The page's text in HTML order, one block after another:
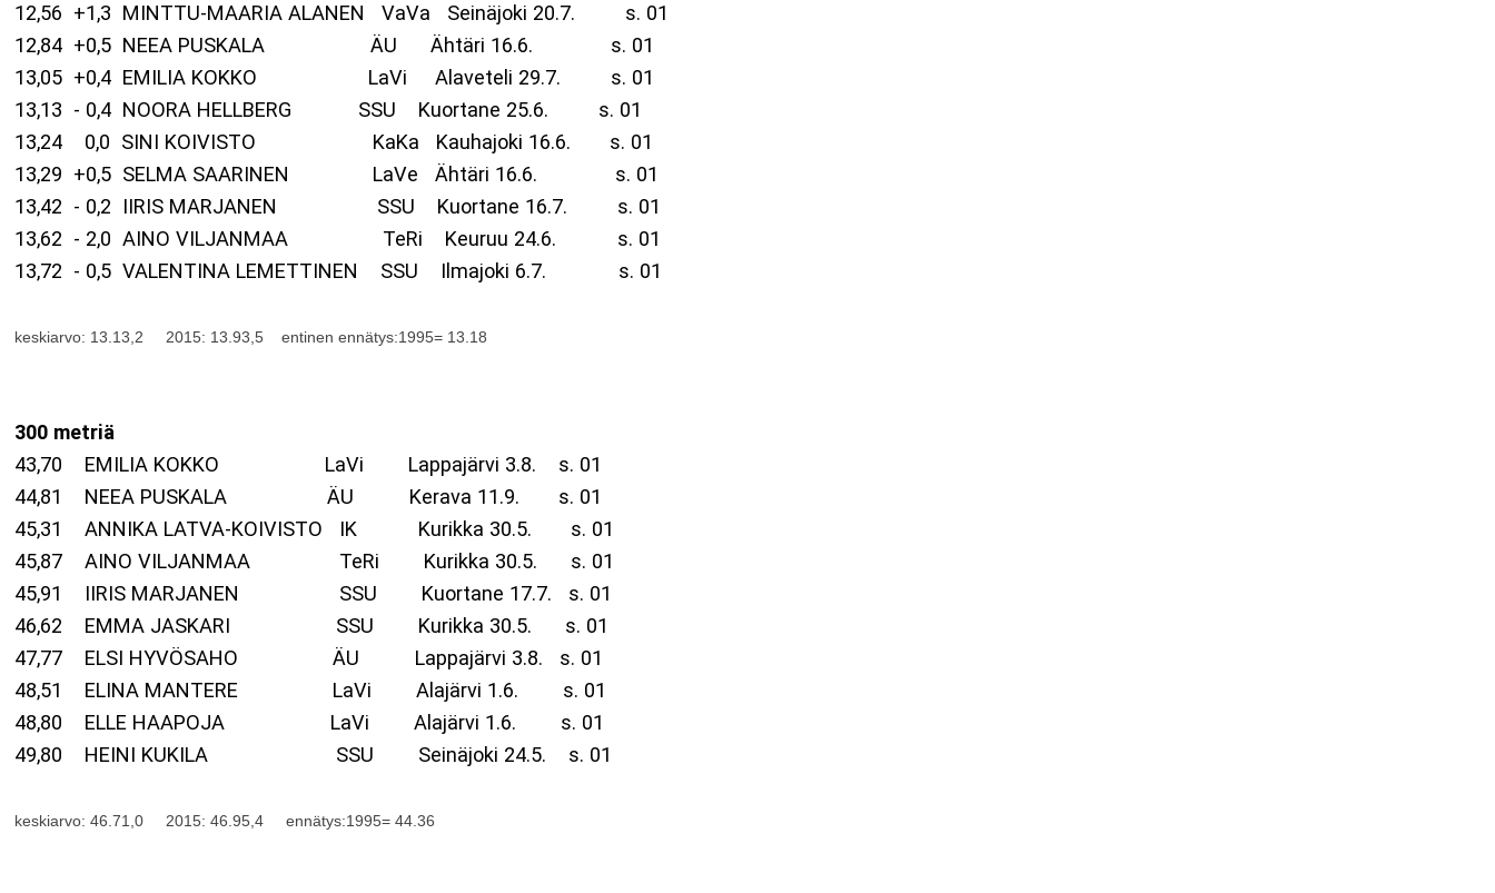
12,56 +1,3 MINTTU-MAARIA ALANEN VaVa Seinäjoki 20.7. s. 01
12,84 +0,5 NEEA PUSKALA ÄU Ähtäri 16.6. s. 01
13,05 +0,4 EMILIA KOKKO LaVi Alaveteli 29.7. s. 01
13,13 - 0,4 NOORA HELLBERG SSU Kuortane 25.6. s. 01
13,24 0,0 SINI KOIVISTO KaKa Kauhajoki 16.6. s. 01
13,29 +0,5 SELMA SAARINEN LaVe Ähtäri 16.6. s. 01
13,42 - 0,2 IIRIS MARJANEN SSU Kuortane 16.7. s. 01
13,62 - 2,0 AINO VILJANMAA TeRi Keuruu 24.6. s. 01
13,72 - 0,5 VALENTINA LEMETTINEN SSU Ilmajoki 6.7. s. 01
keskiarvo: 13.13,2 2015: 13.93,5 entinen ennätys:1995= 13.18
300 metriä
43,70 EMILIA KOKKO LaVi Lappajärvi 3.8. s. 01
44,81 NEEA PUSKALA ÄU Kerava 11.9. s. 01
45,31 ANNIKA LATVA-KOIVISTO IK Kurikka 30.5. s. 01
45,87 AINO VILJANMAA TeRi Kurikka 30.5. s. 01
45,91 IIRIS MARJANEN SSU Kuortane 17.7. s. 01
46,62 EMMA JASKARI SSU Kurikka 30.5. s. 01
47,77 ELSI HYVÖSAHO ÄU Lappajärvi 3.8. s. 01
48,51 ELINA MANTERE LaVi Alajärvi 1.6. s. 01
48,80 ELLE HAAPOJA LaVi Alajärvi 1.6. s. 01
49,80 HEINI KUKILA SSU Seinäjoki 24.5. s. 01
keskiarvo: 46.71,0 2015: 46.95,4 ennätys:1995= 44.36